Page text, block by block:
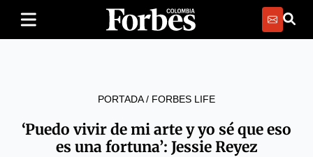
PORTADA/ FORBES LIFE
‘Puedo vivir de mi arte y yo sé que eso
es una fortuna’: Jessie Reyez